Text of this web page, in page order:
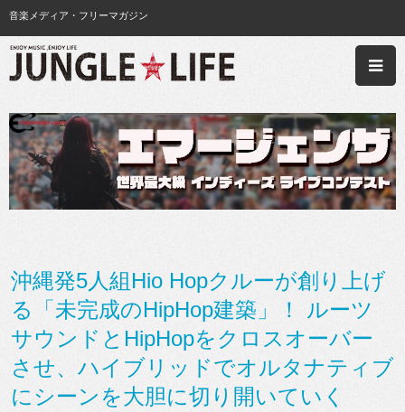
音楽メディア・フリーマガジン
沖縄発5人組Hio Hopクルーが創り上げ
る「未完成のHipHop建築」！ ルーツ
サウンドとHipHopをクロスオーバー
させ、ハイブリッドでオルタナティブ
にシーンを大胆に切り開いていく